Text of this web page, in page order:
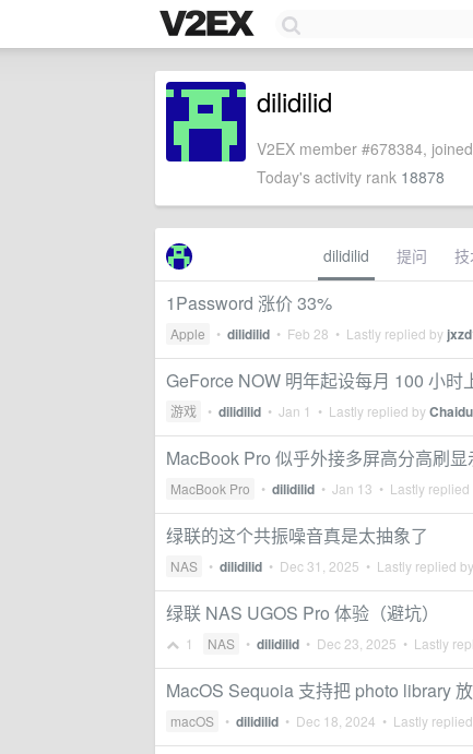
dilidilid
V2EX member #678384,
Today's activity rank 18878
dilidilid 提问
1Password 涨价 33%
Apple • dilidilid • Feb 28 • Lastly replied by
GeForce NOW 明年起设每月 100 小时
游戏 • dilidilid • Jan 1 • Lastly replied byChaidu
MacBook Pro 似乎外接多屏高分高刷
MacBook Pro • dilidilid • Jan 13 • Lastly replied
绿联的这个共振噪音真是太抽象了
NAS • dilidilid • Dec 31, 2025 • Lastly replied by
绿联 NAS UGOS Pro 体验（避坑）
1 NAS • dilidilid • Dec 23, 2025 • Lastly
MacOS Sequoia 支持把 photo library
macOS • dilidilid • Dec 18, 2024 • Lastly